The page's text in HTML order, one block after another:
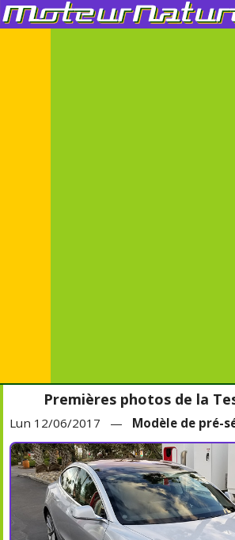
Premières photos de la
Lun 12/06/2017 — Modèle de pré-